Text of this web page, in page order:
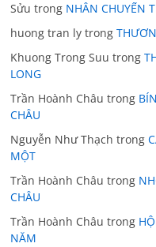
Sửu trong NHÂN CHUYẾN
huong tran ly trong
Khuong Trong Suu trong
LONG
Trần Hoành Châu trong
CHÂU
Nguyễn Như Thạch trong
MỘT
Trần Hoành Châu trong
CHÂU
Trần Hoành Châu trong
NĂM